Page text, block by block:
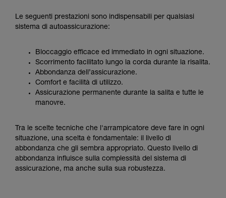
Le seguenti prestazioni sono indispensabili per qualsiasi
sistema di autoassicurazione:
Bloccaggio efficace ed immediato in ogni situazione.
Scorrimento facilitato lungo la corda durante la risalita.
Abbondanza dell’assicurazione.
Comfort e facilità di utilizzo.
Assicurazione permanente durante la salita e tutte le
manovre.
Tra le scelte tecniche che l'arrampicatore deve fare in ogni
situazione, una scelta è fondamentale: il livello di
abbondanza che gli sembra appropriato. Questo livello di
abbondanza influisce sulla complessità del sistema di
assicurazione, ma anche sulla sua robustezza.